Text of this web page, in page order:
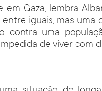
em Gaza, lembra
iguais, mas uma
contra uma
de viver com